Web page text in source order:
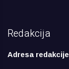
Redakcija
Adresa redakcije